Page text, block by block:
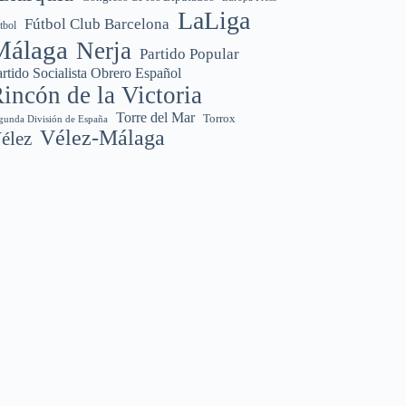
Fútbol Club Barcelona LaLiga
Nerja Partido Popular
Socialista Obrero Español
de la Victoria
División de España Torre del Mar Torrox
Vélez-Málaga